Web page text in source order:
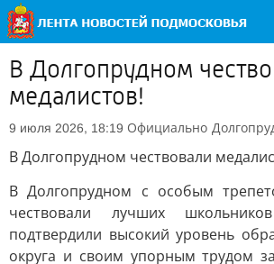
В Долгопрудном
медалистов!
9 июля 2026, 18:19 Официально
В Долгопрудном чествовали
В Долгопрудном с особым
чествовали лучших
подтвердили высокий уровень
округа и своим упорным трудом